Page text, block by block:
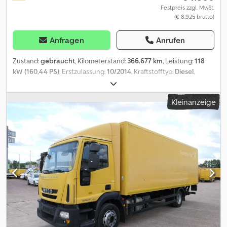
Festpreis zzgl. MwSt.
(€ 8.925 brutto)
Anfragen Anrufen
Zustand:gebraucht, Kilometerstand: 366.677 km, Leistung:118
kW (160,44 PS), Erstzulassung:10/2014, Kraftstofftyp: Diesel,
, maximales Ladegewicht:
Gesamtgewicht:7.490 kg, Achsen-Konfiguration:4x2, Radstand:
3.690 mm
, Kraftstoff:Diesel , Fahrerkabine:Sonstige,
Getriebetyp:
, Emissionsklasse:
, Federung:
Sonstige
, Anzahl der Sitzplätze:2, Gesamtlänge: 7.990 mm
Laderaumlänge: 5.498 mm, Laderaumbreite: 2.220 mm
Laderaumhöhe:2.125 mm, Baujahr: 3.650 mm
Ausstattung:ABS, Anhängerkupplung, Bordcomputer,
Ladebordwand, Ankauf oder Inzahlungnahme von: -
Transportern - Staplern - Nutzfahrzeugen - Spezialfahrzeugen -
Fuhrparks Sonstiges: - Verschiedene Verlademöglichkeiten -
Zulassungsservice - Lieferung gegen Aufpreis innerhalb
Deutschlands möglich Eine Besichtigung ist auch ohne
Anmeldung möglich: Mo. &#8211, Fr.: 08:00 bis 17:00 Uhr Sa.: 9:00 bis
Kleinanzeige